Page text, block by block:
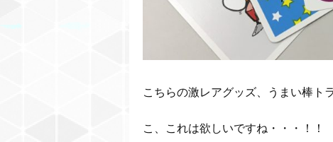
こちらの激レアグッズ、うまい棒ト
こ、これは欲しいですね・・・！！